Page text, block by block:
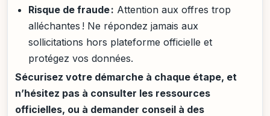
Risque de fraude : Attention aux offres trop
alléchantes ! Ne répondez jamais aux
sollicitations hors plateforme officielle et
protégez vos données.
Sécurisez votre démarche à chaque étape, et
n’hésitez pas à consulter les ressources
officielles, ou à demander conseil à des